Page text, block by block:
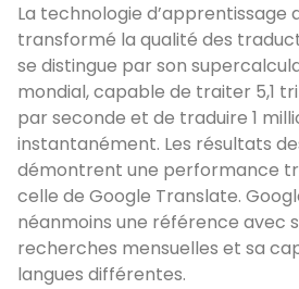
La technologie d’apprentissage
transformé la qualité des
se distingue par son
mondial, capable de traiter 5,1
par seconde et de traduire 1
instantanément. Les résultats
démontrent une performance
celle de Google Translate.
néanmoins une référence avec
recherches mensuelles et sa
langues différentes.